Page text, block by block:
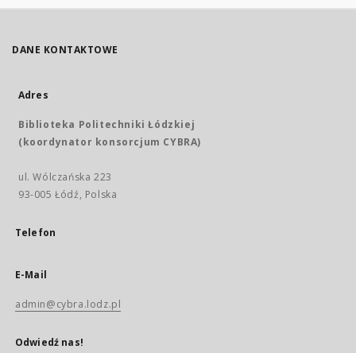
DANE KONTAKTOWE
Adres
Biblioteka Politechniki Łódzkiej
(koordynator konsorcjum CYBRA)
ul. Wólczańska 223
93-005 Łódź, Polska
Telefon
E-Mail
admin@cybra.lodz.pl
Odwiedź nas!